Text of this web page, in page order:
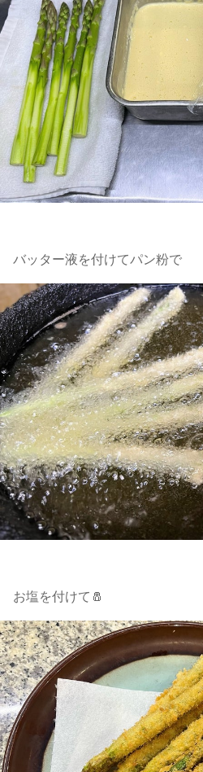
バッター液を付けてパン粉で
お塩を付けて🧂